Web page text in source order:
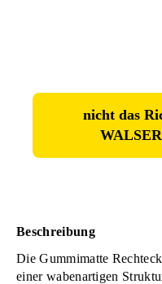
nicht das
Beschreibung
Die Gummimatte
einer wabenartigen